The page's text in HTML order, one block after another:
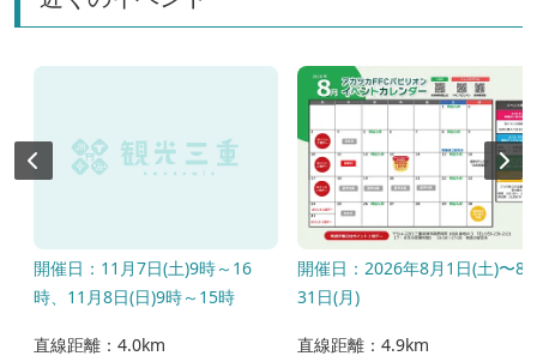
開催日：11月7日(土)9時～16
時、11月8日(日)9時～15時
直線距離：4.0km
開催日：2026年8月1日(土)〜8
31日(月)
直線距離：4.9km